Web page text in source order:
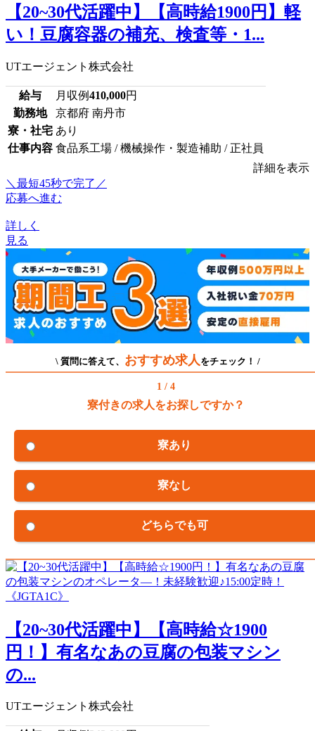
【20~30代活躍中】【高時給1900円】軽
い！豆腐容器の補充、検査等・1...
UTエージェント株式会社
給与 月収例410,000円
勤務地
京都府 南丹市
寮・社宅 あり
仕事内容 食品系工場 / 機械操作・製造補助 / 正社員
詳細を表示
＼最短45秒で完了／
応募へ進む
詳しく
見る
\ 質問に答えて、 おすすめ求人 をチェック！ /
1 / 4
寮付きの求人をお探しですか？
寮あり
寮なし
どちらでも可
【20~30代活躍中】【高時給☆1900
円！】有名なあの豆腐の包装マシン
の...
UTエージェント株式会社